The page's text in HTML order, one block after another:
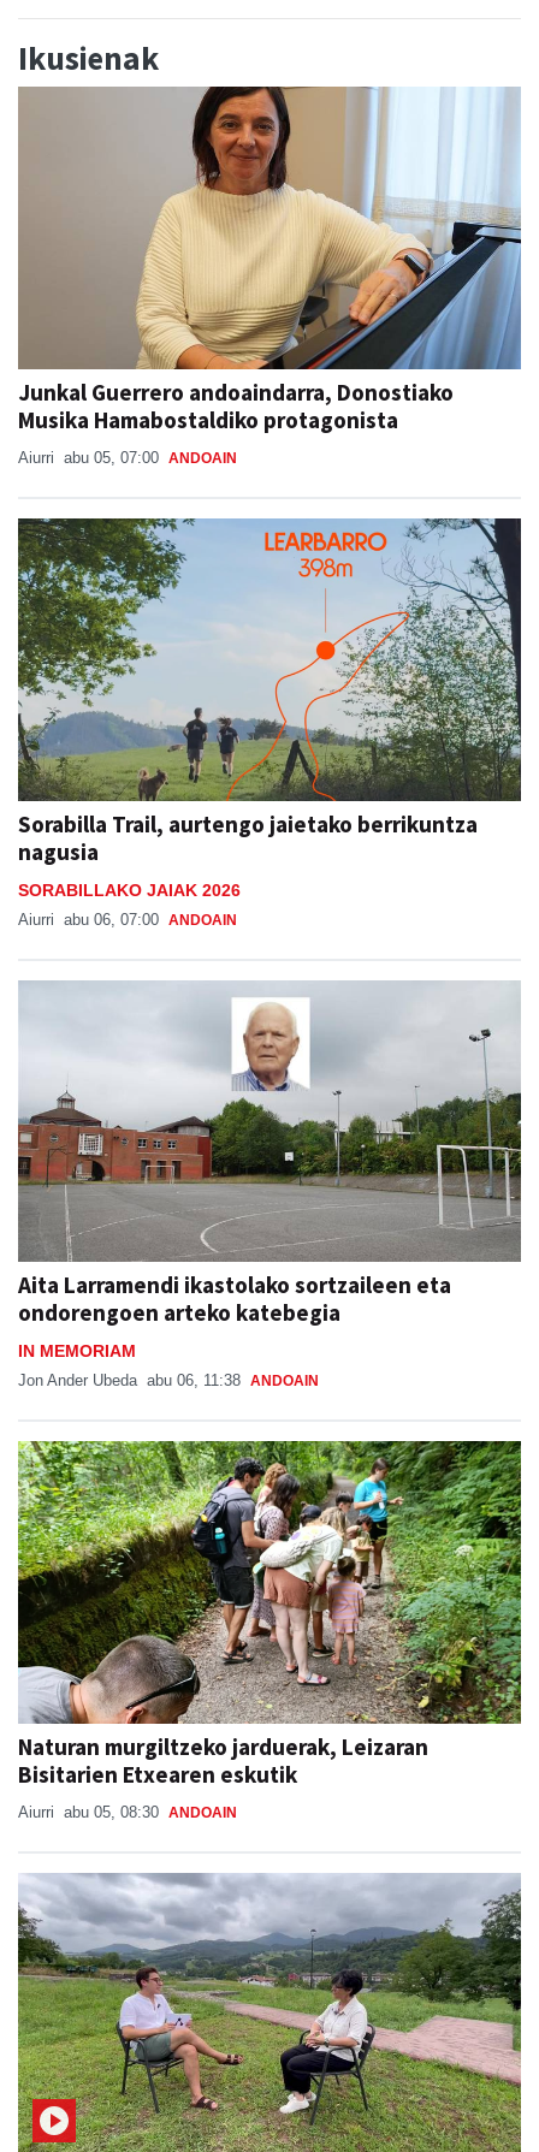
Ikusienak
Junkal Guerrero andoaindarra, Donostiako
Musika Hamabostaldiko protagonista
Aiurri abu 05, 07:00 ANDOAIN
Sorabilla Trail, aurtengo jaietako berrikuntza
nagusia
SORABILLAKO JAIAK 2026
Aiurri abu 06, 07:00 ANDOAIN
Aita Larramendi ikastolako sortzaileen eta
ondorengoen arteko katebegia
IN MEMORIAM
Jon Ander Ubeda abu 06, 11:38 ANDOAIN
Naturan murgiltzeko jarduerak, Leizaran
Bisitarien Etxearen eskutik
Aiurri abu 05, 08:30 ANDOAIN